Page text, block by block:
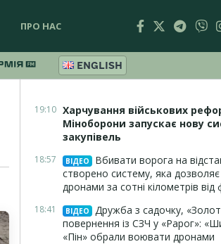
ПРО НАС
ENGLISH
19:10 Харчування військових
Міноборони запускає нову
закупівель
18:57 ВІДЕО
Вбивати ворога на
створено систему, яка
дронами за сотні кілометрів
18:41 ВІДЕО
Дружба з садочку,
повернення із СЗЧ у «Рарог»:
«Пін» обрали воювати дронами